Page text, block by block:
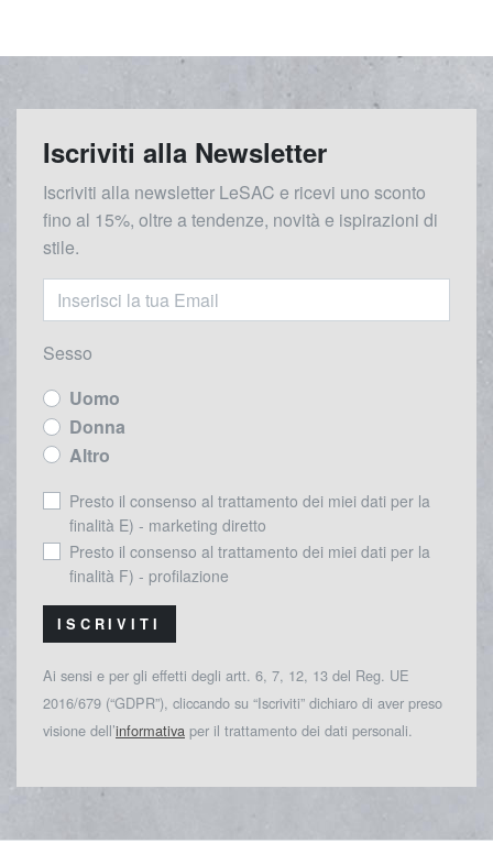
Iscriviti alla Newsletter
Iscriviti alla newsletter LeSAC e ricevi uno sconto
fino al 15%, oltre a tendenze, novità e ispirazioni di
stile.
Sesso
Uomo
Donna
Altro
Presto il consenso al trattamento dei miei dati per la
finalità E) - marketing diretto
Presto il consenso al trattamento dei miei dati per la
finalità F) - profilazione
ISCRIVITI
Ai sensi e per gli effetti degli artt. 6, 7, 12, 13 del Reg. UE
2016/679 (“GDPR”), cliccando su “Iscriviti” dichiaro di aver preso
visione dell’informativa per il trattamento dei dati personali.